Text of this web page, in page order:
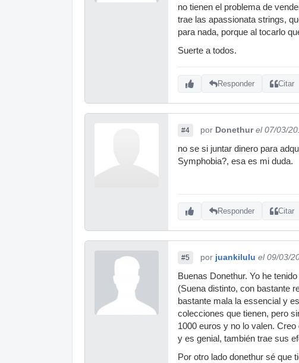
no tienen el problema de
trae las apassionata strings,
para nada, porque al tocarlo
Suerte a todos.
Responder Citar
#4 por Donethur el 07/03/
no se si juntar dinero para
Symphobia?, esa es mi duda.
Responder Citar
#5 por juankilulu el 09/03/
Buenas Donethur. Yo he
(Suena distinto, con bastante
bastante mala la essencial y
colecciones que tienen, pero
1000 euros y no lo valen.
y es genial, también trae sus
Por otro lado donethur sé que